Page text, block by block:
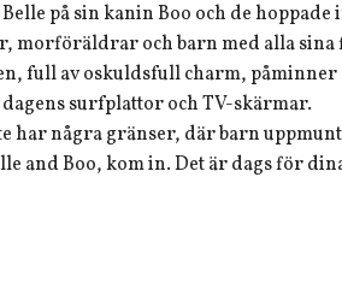
på sin kanin Boo och de
morföräldrar och barn med alla sina
full av oskuldsfull charm,
surfplattor och TV-skärmar.
har några gränser, där barn
and Boo, kom in. Det är dags för